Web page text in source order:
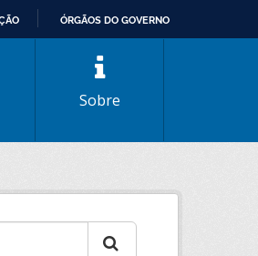
ÓRGÃOS DO GOVERNO
Sobre